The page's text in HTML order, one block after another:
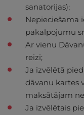
sanatorijas);
Nepieciešama
pakalpojumu
Ar vienu
reizi;
Ja izvēlētā
dāvanu kartes
maksātājam
Ja izvēlētais